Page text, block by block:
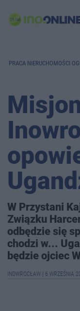
PRACA NIERUCHOMOŚCI
W Przystani
Związku
odbędzie się
chodzi w...
będzie ojciec
INOWROCŁAW 6 WRZEŚNIA